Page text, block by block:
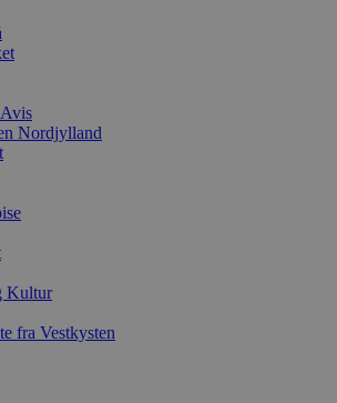
Nordjylland
Kultur
fra Vestkysten